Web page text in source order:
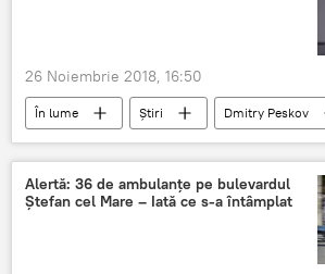
26 Noiembrie 2018, 16:50
În lume Știri
Dmitry Peskov
situatie
Ucraina
Situația din strâmtoarea Kerci - știri de ultimă oră
Alertă: 36 de ambulanțe pe bulevardul
Ștefan cel Mare – Iată ce s-a întâmplat